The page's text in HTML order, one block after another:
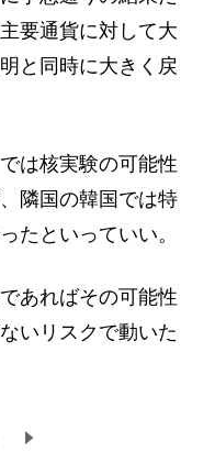
要通貨に対して大
と同時に大きく戻
は核実験の可能性
隣国の韓国では特
たといっていい。
あればその可能性
いリスクで動いた